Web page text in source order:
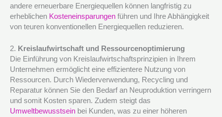
andere erneuerbare Energiequellen können langfristig zu
erheblichen Kosteneinsparungen führen und Ihre Abhängigkeit
von teuren konventionellen Energiequellen reduzieren.
2. Kreislaufwirtschaft und Ressourcenoptimierung
Die Einführung von Kreislaufwirtschaftsprinzipien in Ihrem
Unternehmen ermöglicht eine effizientere Nutzung von
Ressourcen. Durch Wiederverwendung, Recycling und
Reparatur können Sie den Bedarf an Neuproduktion verringern
und somit Kosten sparen. Zudem steigt das
Umweltbewusstsein bei Kunden, was zu einer höheren